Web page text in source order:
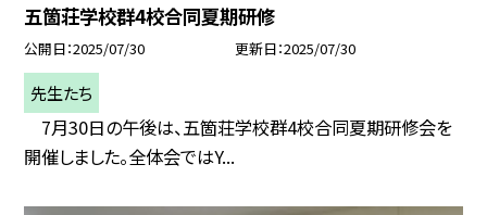
五箇荘学校群4校合同夏期研修
公開日 2025/07/30 更新日 2025/07/30
先生たち
7月30日の午後は、五箇荘学校群4校合同夏期研修会を
開催しました。全体会ではY...